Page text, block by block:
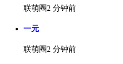
联萌圈2 分钟前
一元
联萌圈2 分钟前